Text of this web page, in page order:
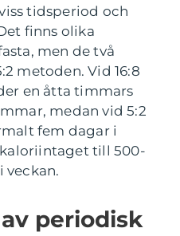
tidsperiod och
finns olika
men de två
metoden. Vid 16:8
en åtta timmars
medan vid 5:2
fem dagar i
till 500-
veckan.
periodisk